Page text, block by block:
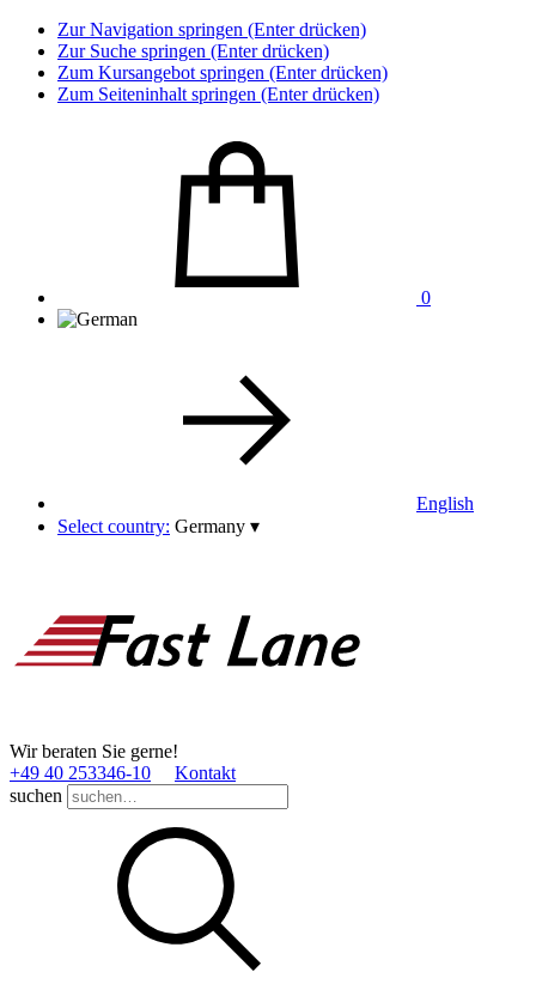
Zur Navigation springen (Enter drücken)
Zur Suche springen (Enter drücken)
Zum Kursangebot springen (Enter drücken)
Zum Seiteninhalt springen (Enter drücken)
0
English
Select country: Germany ▾
Wir beraten Sie gerne!
+49 40 253346­-10
Kontakt
suchen